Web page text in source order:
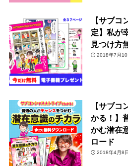
【サブ
定】私が
見つけ方
2018年7月10
【サブ
かる！】
かむ潜在
ロード
2018年4月8日